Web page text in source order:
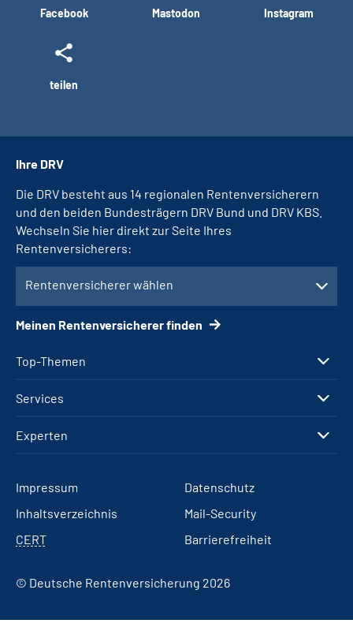
Facebook Mastodon Instagram
teilen
Top-Themen
Services
Experten
Ihre DRV
Die DRV besteht aus 14 regionalen Rentenversicherern
und den beiden Bundesträgern DRV Bund und DRV KBS.
Wechseln Sie hier direkt zur Seite Ihres
Rentenversicherers:
Rentenversicherer wählen
Meinen Rentenversicherer finden
Impressum
Datenschutz
Inhaltsverzeichnis
Mail-Security
CERT
Barrierefreiheit
© Deutsche Rentenversicherung 2026